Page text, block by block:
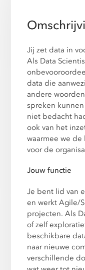
Jij zet data in
Als Data
data die
andere
spreken
niet bedacht
ook van het
waarmee we de
voor de
Jouw functie
Je bent lid van
en werkt Agile/
projecten. Als
of zelf
beschikbare
naar nieuwe
verschillende